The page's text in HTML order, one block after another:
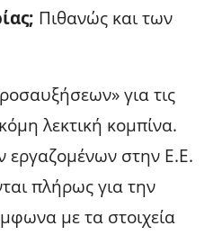
Πιθανώς και των
για τις
λεκτική κομπίνα.
εργαζομένων στην Ε.Ε.
πλήρως για την
με τα στοιχεία